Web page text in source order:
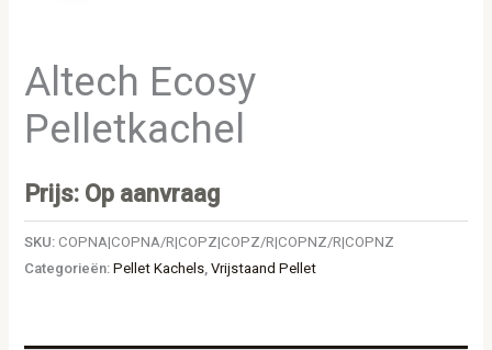
Altech Ecosy
Pelletkachel
Prijs: Op aanvraag
SKU: COPNA|COPNA/R|COPZ|COPZ/R|COPNZ/R|COPNZ
Categorieën:Pellet Kachels ,Vrijstaand Pellet